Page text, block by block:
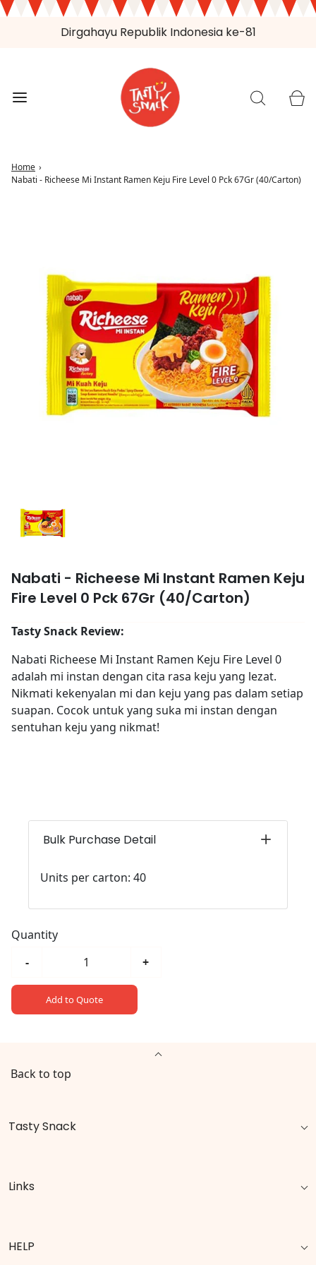
Dirgahayu Republik Indonesia ke-81
Home ›
Nabati - Richeese Mi Instant Ramen Keju Fire Level 0 Pck 67Gr (40/Carton)
Nabati - Richeese Mi Instant Ramen Keju
Fire Level 0 Pck 67Gr (40/Carton)
Tasty Snack Review:
Nabati Richeese Mi Instant Ramen Keju Fire Level 0
adalah mi instan dengan cita rasa keju yang lezat.
Nikmati kekenyalan mi dan keju yang pas dalam setiap
suapan. Cocok untuk yang suka mi instan dengan
sentuhan keju yang nikmat!
Bulk Purchase Detail
Units per carton: 40
Quantity
-
+
Add to Quote
Back to top
Tasty Snack
Links
HELP